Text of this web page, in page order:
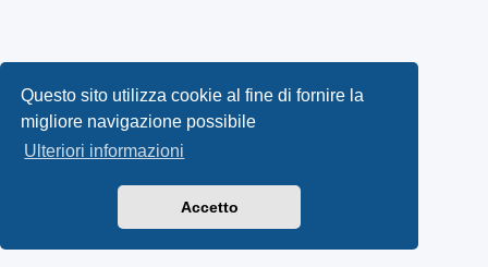
Questo sito utilizza cookie al fine di fornire la
migliore navigazione possibile
Ulteriori informazioni
Accetto